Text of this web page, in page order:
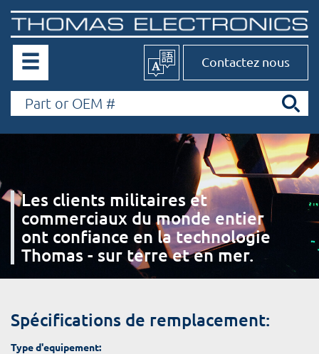
Contactez nous
Les clients militaires et
commerciaux du monde entier
ont confiance en la technologie
Thomas - sur terre et en mer.
Spécifications de remplacement:
Type d'equipement: